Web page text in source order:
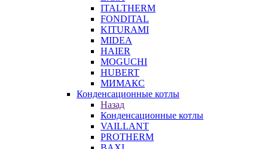
ITALTHERM
FONDITAL
KITURAMI
MIDEA
HAIER
MOGUCHI
HUBERT
МИМАКС
Конденсационные котлы
Назад
Конденсационные котлы
VAILLANT
PROTHERM